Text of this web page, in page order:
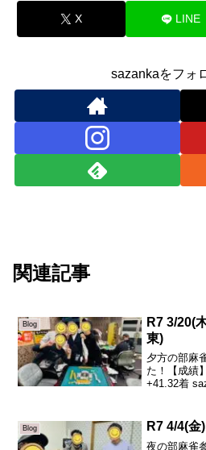
X LINE
sazankaをフォ
関連記事
Blog
R7 3/20(
東)
夕方の部麻
た！【成績
+41.32着
強い方たち
Blog R7 4/4(金
夜の部麻雀